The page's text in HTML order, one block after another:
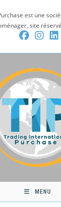
est une
site
MENU